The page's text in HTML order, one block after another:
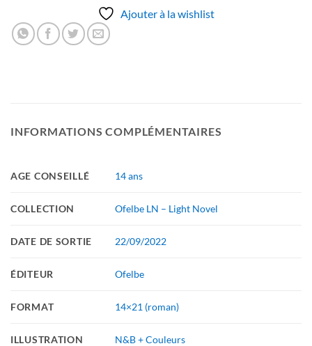
Ajouter à la wishlist
INFORMATIONS COMPLÉMENTAIRES
AGE CONSEILLÉ 14 ans
COLLECTION Ofelbe LN – Light Novel
DATE DE SORTIE 22/09/2022
ÉDITEUR Ofelbe
FORMAT 14×21 (roman)
ILLUSTRATION N&B + Couleurs